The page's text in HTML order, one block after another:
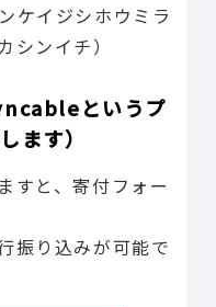
ケイジシホウミラ
ンイチ）
というプ
ます）
すと、寄付フォー
振り込みが可能で